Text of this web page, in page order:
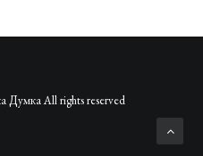
Думка All rights reserved